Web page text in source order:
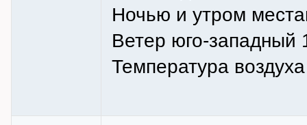
Ночью и утром
Ветер юго-западный
Температура